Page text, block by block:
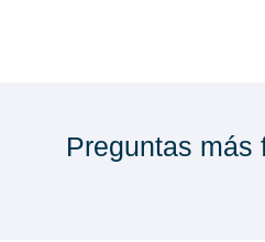
Preguntas más